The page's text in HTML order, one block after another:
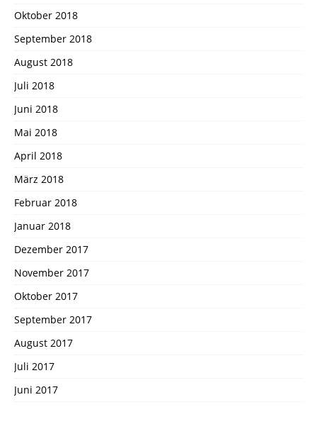
Oktober 2018
September 2018
August 2018
Juli 2018
Juni 2018
Mai 2018
April 2018
März 2018
Februar 2018
Januar 2018
Dezember 2017
November 2017
Oktober 2017
September 2017
August 2017
Juli 2017
Juni 2017